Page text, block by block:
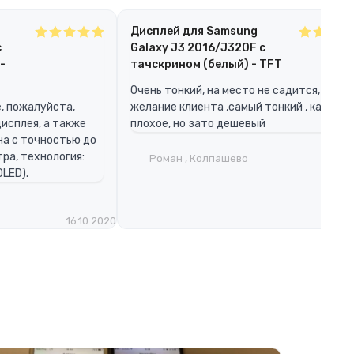
пожалуйста,
а также
с точностью до
технология:
16.10.2020
Дисплей для Samsung
Galaxy J3 2016/J320F с
тачскрином (белый) - TFT
Очень тонкий, на место не садится,
желание клиента ,самый тонкий ,
плохое, но зато дешевый
Роман , Колпашево